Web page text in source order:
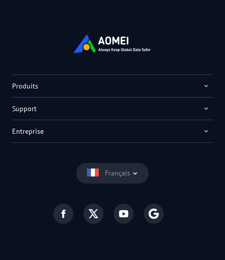
Français
Produits
Support
Entreprise